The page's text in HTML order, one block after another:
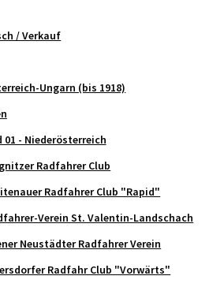
/ Verkauf
Ungarn (bis 1918)
01 - Niederösterreich
Radfahrer Club
Radfahrer Club "Rapid"
Verein St. Valentin-Landschach
Neustädter Radfahrer Verein
Radfahr Club "Vorwärts"